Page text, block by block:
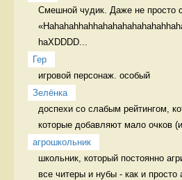
Смешной чудик. Даже не просто
haXDDDD...
Гер
игровой персонаж. особый
Зелёнка
доспехи со слабым рейтингом,
которые добавляют мало очков
агрошкольник
школьник, который постоянно
все читеры и нубы - как и просто